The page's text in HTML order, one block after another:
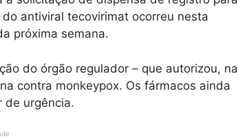
antiviral tecovirimat ocorreu nesta
próxima semana.
do órgão regulador – que autorizou, na
contra monkeypox. Os fármacos ainda
de urgência.